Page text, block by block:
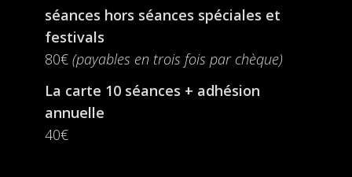
séances hors séances spéciales et
festivals
80€ (payables en trois fois par chèque)
La carte 10 séances + adhésion
annuelle
40€